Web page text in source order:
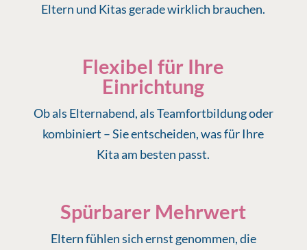
Eltern und Kitas gerade wirklich brauchen.
Flexibel für Ihre
Einrichtung
Ob als Elternabend, als Teamfortbildung oder
kombiniert – Sie entscheiden, was für Ihre
Kita am besten passt.
Spürbarer Mehrwert
Eltern fühlen sich ernst genommen, die